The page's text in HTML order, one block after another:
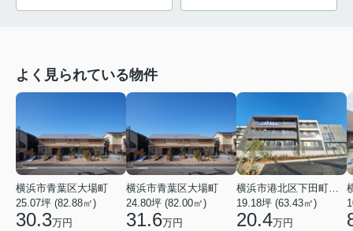
よく見られている物件
横浜市青葉区大場町
25.07坪 (82.88㎡)
30.3万円
横浜市青葉区大場町
24.80坪 (82.00㎡)
31.6万円
19.18坪 (63.43㎡)
20.4万円